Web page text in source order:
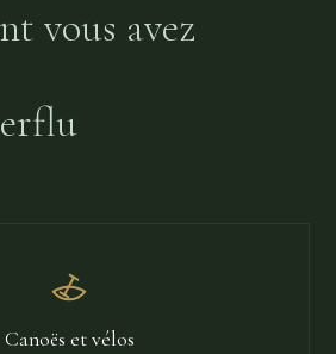
vous avez
Canoës et vélos